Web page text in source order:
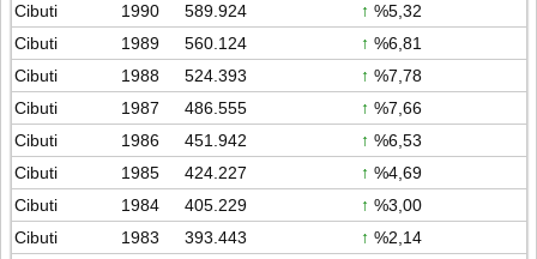
Cibuti
1990 589.924 ↑ %5,32
Cibuti
1989 560.124 ↑ %6,81
Cibuti
1988 524.393 ↑ %7,78
Cibuti
1987 486.555 ↑ %7,66
Cibuti
1986 451.942 ↑ %6,53
Cibuti
1985 424.227 ↑ %4,69
Cibuti
1984 405.229 ↑ %3,00
Cibuti
1983 393.443 ↑ %2,14